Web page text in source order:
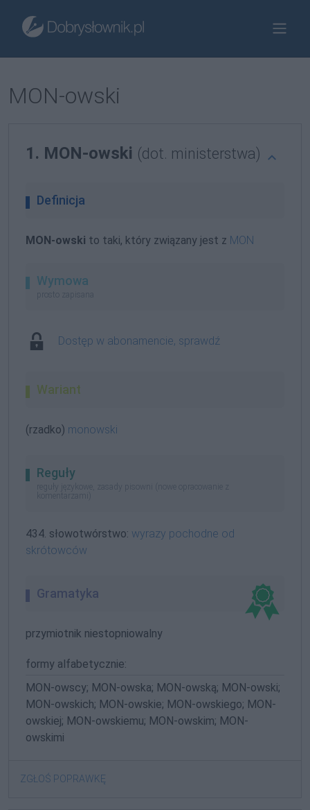
MON-owski
1. MON-owski (dot. ministerstwa)
Definicja
MON-owski to taki, który związany jest z MON
Wymowa
prosto zapisana
Dostęp w abonamencie, sprawdź
Wariant
(rzadko) monowski
Reguły
reguły językowe, zasady pisowni (nowe opracowanie z
komentarzami)
434. słowotwórstwo: wyrazy pochodne od
skrótowców
Gramatyka
przymiotnik niestopniowalny
formy alfabetycznie:
MON-owscy; MON-owska; MON-owską; MON-owski;
MON-owskich; MON-owskie; MON-owskiego; MON-
owskiej; MON-owskiemu; MON-owskim; MON-
owskimi
ZGŁOŚ POPRAWKĘ